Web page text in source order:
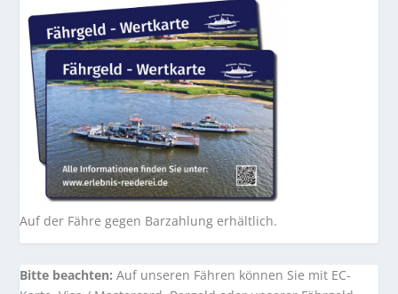
Auf der Fähre gegen Barzahlung erhältlich.
Bitte beachten: Auf unseren Fähren können Sie mit EC-